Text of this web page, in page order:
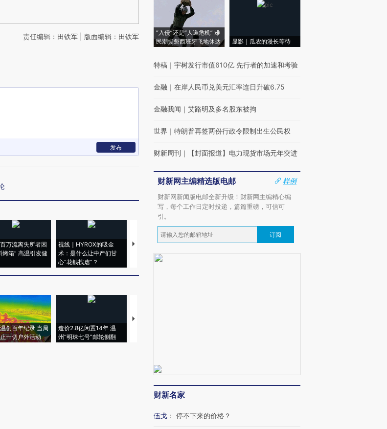
责任编辑：田铁军 | 版面编辑：田铁军
发布
万流离失所者困
烤箱” 高温引发健
视线｜HYROX的吸金
术：是什么让中产们甘
心“花钱找虐”？
马航飞行员跨国走私7万
粒摇头丸 尿检体内含3种
视线｜被称为“蟑螂”的印
度Z世代 用街头抗争将教
视线｜“入侵”还是“人道危
机”？难民潮撕裂西班牙
创百年纪录 当局
一切户外活动
造价2.8亿闲置14年 温
州“明珠七号”邮轮侧翻
特朗普出席葬礼疑似打瞌
“入侵”还是“人道危机” 难
民潮撕裂西班牙飞地休达
显影｜瓜农的漫长等待
特稿 ｜ 宇树发行市值610亿 先行者的加速和考验
金融 ｜ 在岸人民币兑美元汇率连日升破6.75
金融我闻 ｜ 艾路明及多名股东被拘
世界 ｜ 特朗普再签两份行政令限制出生公民权
财新周刊 ｜ 【封面报道】电力现货市场元年突进
财新网主编精选版电邮
样例
财新网新闻版电邮全新升级！财新网主编精心编
写，每个工作日定时投递，篇篇重磅，可信可
引。
订阅
财新名家
伍戈 ： 停不下来的价格？